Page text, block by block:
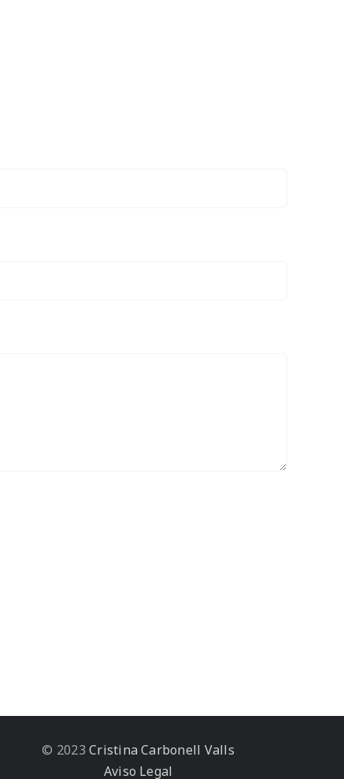
© 2023 Cristina Carbonell Valls
Aviso Legal